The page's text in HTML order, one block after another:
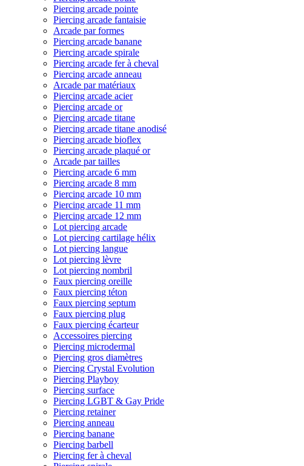
Piercing arcade pointe
Piercing arcade fantaisie
Arcade par formes
Piercing arcade banane
Piercing arcade spirale
Piercing arcade fer à cheval
Piercing arcade anneau
Arcade par matériaux
Piercing arcade acier
Piercing arcade or
Piercing arcade titane
Piercing arcade titane anodisé
Piercing arcade bioflex
Piercing arcade plaqué or
Arcade par tailles
Piercing arcade 6 mm
Piercing arcade 8 mm
Piercing arcade 10 mm
Piercing arcade 11 mm
Piercing arcade 12 mm
Lot piercing arcade
Lot piercing cartilage hélix
Lot piercing langue
Lot piercing lèvre
Lot piercing nombril
Faux piercing oreille
Faux piercing téton
Faux piercing septum
Faux piercing plug
Faux piercing écarteur
Accessoires piercing
Piercing microdermal
Piercing gros diamètres
Piercing Crystal Evolution
Piercing Playboy
Piercing surface
Piercing LGBT & Gay Pride
Piercing retainer
Piercing anneau
Piercing banane
Piercing barbell
Piercing fer à cheval